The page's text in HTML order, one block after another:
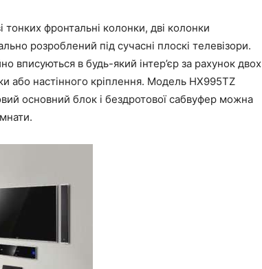
фронтальні колонки, дві колонки
розроблений під сучасні плоскі телевізори.
вписуються в будь-який інтер’єр за рахунок двох
або настінного кріплення. Модель HX995TZ
основний блок і бездротової сабвуфер можна